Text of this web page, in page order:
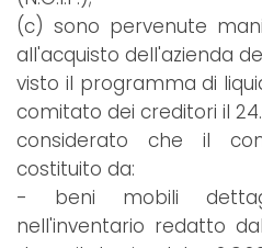
(c) sono pervenute
all'acquisto dell'azienda
visto il programma di
comitato dei creditori il
considerato che il
costituito da:
- beni mobili
nell'inventario redatto